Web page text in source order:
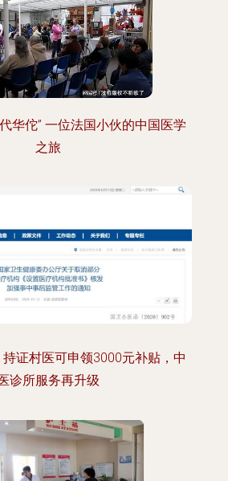
华佗” 一位法国小伙的中国医学
之旅
证村医可申领3000元补贴，中
诊所服务再升级